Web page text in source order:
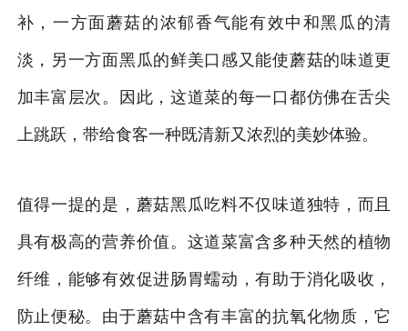
补，一方面蘑菇的浓郁香气能有效中和黑瓜的清
淡，另一方面黑瓜的鲜美口感又能使蘑菇的味道更
加丰富层次。因此，这道菜的每一口都仿佛在舌尖
上跳跃，带给食客一种既清新又浓烈的美妙体验。
值得一提的是，蘑菇黑瓜吃料不仅味道独特，而且
具有极高的营养价值。这道菜富含多种天然的植物
纤维，能够有效促进肠胃蠕动，有助于消化吸收，
防止便秘。由于蘑菇中含有丰富的抗氧化物质，它